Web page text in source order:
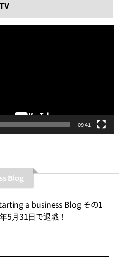
09:41
Blog
a business Blog その1
5月31日で退職！